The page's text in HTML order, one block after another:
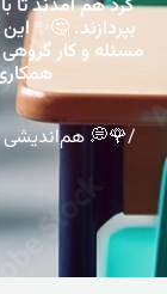
گرد هم آمدند تا
بپردازند. 🤔✨
مسئله و کار گروهی